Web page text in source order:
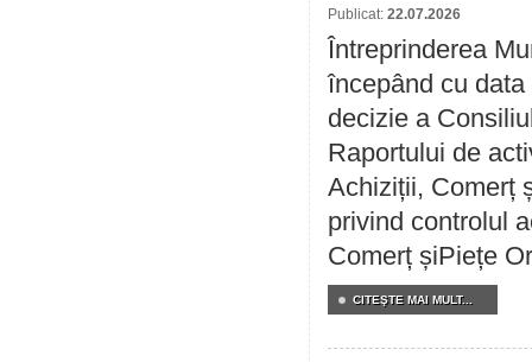
Publicat: 22.07.2026
Întreprinderea
începând cu
decizie a
Raportului de
Achiziții, Comerț
privind controlul
Comerț șiPiețe
CITEŞTE MAI MULT...